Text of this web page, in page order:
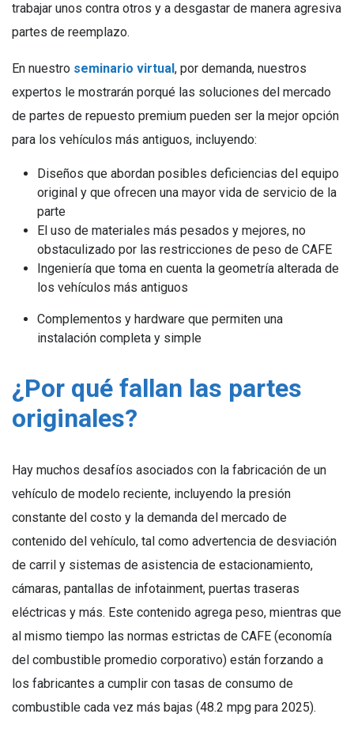
trabajar unos contra otros y a desgastar de manera agresiva
partes de reemplazo.
En nuestro seminario virtual, por demanda, nuestros
expertos le mostrarán porqué las soluciones del mercado
de partes de repuesto premium pueden ser la mejor opción
para los vehículos más antiguos, incluyendo:
Diseños que abordan posibles deficiencias del equipo
original y que ofrecen una mayor vida de servicio de la
parte
El uso de materiales más pesados y mejores, no
obstaculizado por las restricciones de peso de CAFE
Ingeniería que toma en cuenta la geometría alterada de
los vehículos más antiguos
Complementos y hardware que permiten una
instalación completa y simple
¿Por qué fallan las partes
originales?
Hay muchos desafíos asociados con la fabricación de un
vehículo de modelo reciente, incluyendo la presión
constante del costo y la demanda del mercado de
contenido del vehículo, tal como advertencia de desviación
de carril y sistemas de asistencia de estacionamiento,
cámaras, pantallas de infotainment, puertas traseras
eléctricas y más. Este contenido agrega peso, mientras que
al mismo tiempo las normas estrictas de CAFE (economía
del combustible promedio corporativo) están forzando a
los fabricantes a cumplir con tasas de consumo de
combustible cada vez más bajas (48.2 mpg para 2025).